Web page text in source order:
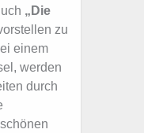
„Die
zu
einem
werden
durch